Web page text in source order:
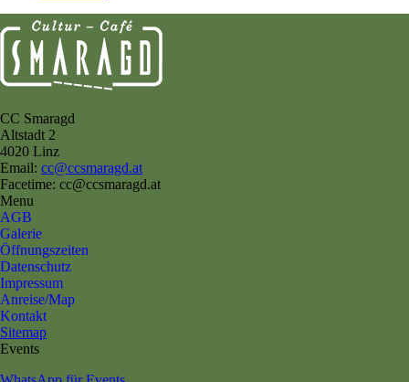
CC Smaragd
Altstadt 2
4020 Linz
Email: cc@ccsmaragd.at
Facetime: cc@ccsmaragd.at
Menu
AGB
Galerie
Öffnungszeiten
Datenschutz
Impressum
Anreise/Map
Kontakt
Sitemap
Events